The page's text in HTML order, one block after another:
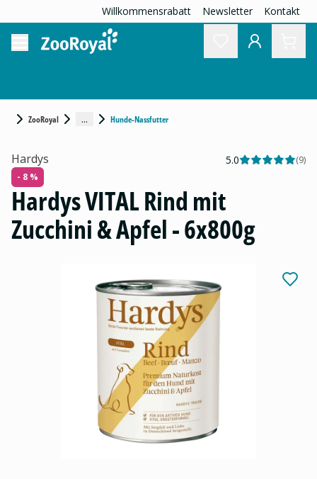
Willkommensrabatt Newsletter Kontakt
ZooRoyal ... Hunde-Nassfutter
Hardys 5.0 (9)
- 8 %
Hardys VITAL Rind mit
Zucchini & Apfel - 6x800g